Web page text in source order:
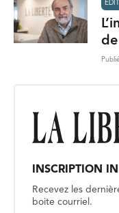
INSCRIPTION
Recevez les
boite courriel.